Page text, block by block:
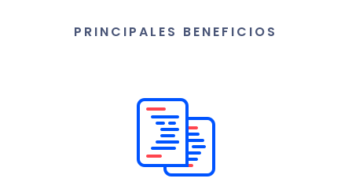
PRINCIPALES BENEFICIOS